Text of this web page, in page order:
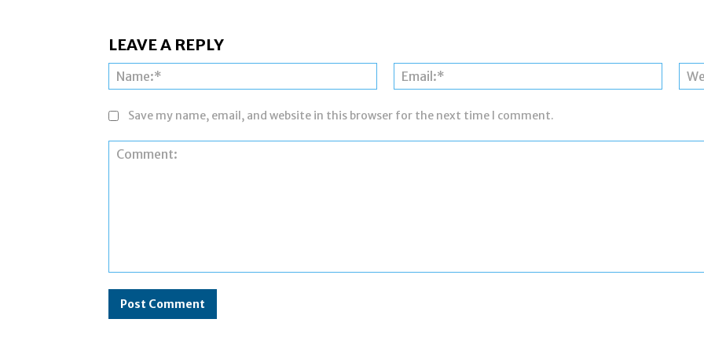
LEAVE A REPLY
Name:* Email:*
Save my name, email, and website in this browser for the next time I comment.